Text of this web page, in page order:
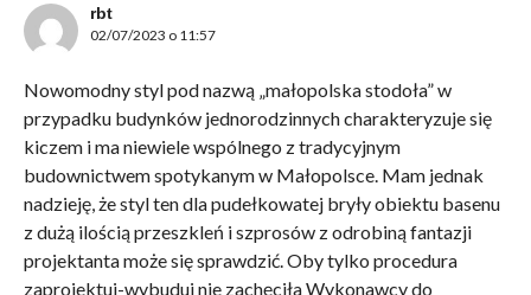
rbt
02/07/2023 o 11:57
Nowomodny styl pod nazwą „małopolska stodoła” w
przypadku budynków jednorodzinnych charakteryzuje się
kiczem i ma niewiele wspólnego z tradycyjnym
budownictwem spotykanym w Małopolsce. Mam jednak
nadzieję, że styl ten dla pudełkowatej bryły obiektu basenu
z dużą ilością przeszkleń i szprosów z odrobiną fantazji
projektanta może się sprawdzić. Oby tylko procedura
zaprojektuj-wybuduj nie zachęciła Wykonawcy do